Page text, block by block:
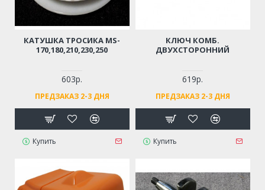
КАТУШКА ТРОСИКА MS-
170,180,210,230,250
603р.
ПРЕДЗАКАЗ 2-3 ДНЯ
Купить
КЛЮЧ КОМБ.
ДВУХСТОРОННИЙ
619р.
ПРЕДЗАКАЗ 2-3 ДНЯ
Купить